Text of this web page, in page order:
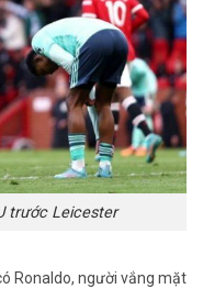
trước Leicester
Ronaldo, người vắng mặt